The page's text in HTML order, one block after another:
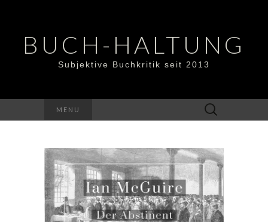
BUCH-HALTUNG
Subjektive Buchkritik seit 2013
MENU
Suchen
nach: